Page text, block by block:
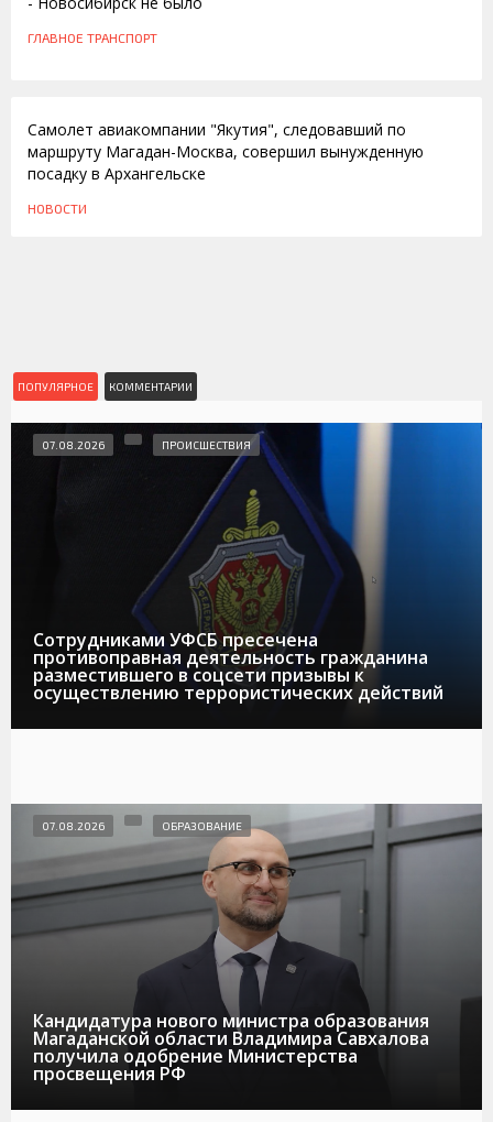
ГЛАВНОЕ ТРАНСПОРТ
Самолет авиакомпании "Якутия", следовавший по
маршруту Магадан-Москва, совершил вынужденную
посадку в Архангельске
НОВОСТИ
ПОПУЛЯРНОЕ КОММЕНТАРИИ
Сотрудниками УФСБ пресечена
противоправная деятельность гражданина
разместившего в соцсети призывы к
осуществлению террористических действий
07.08.2026 ПРОИСШЕСТВИЯ
Кандидатура нового министра образования
Магаданской области Владимира Савхалова
получила одобрение Министерства
просвещения РФ
07.08.2026 ОБРАЗОВАНИЕ